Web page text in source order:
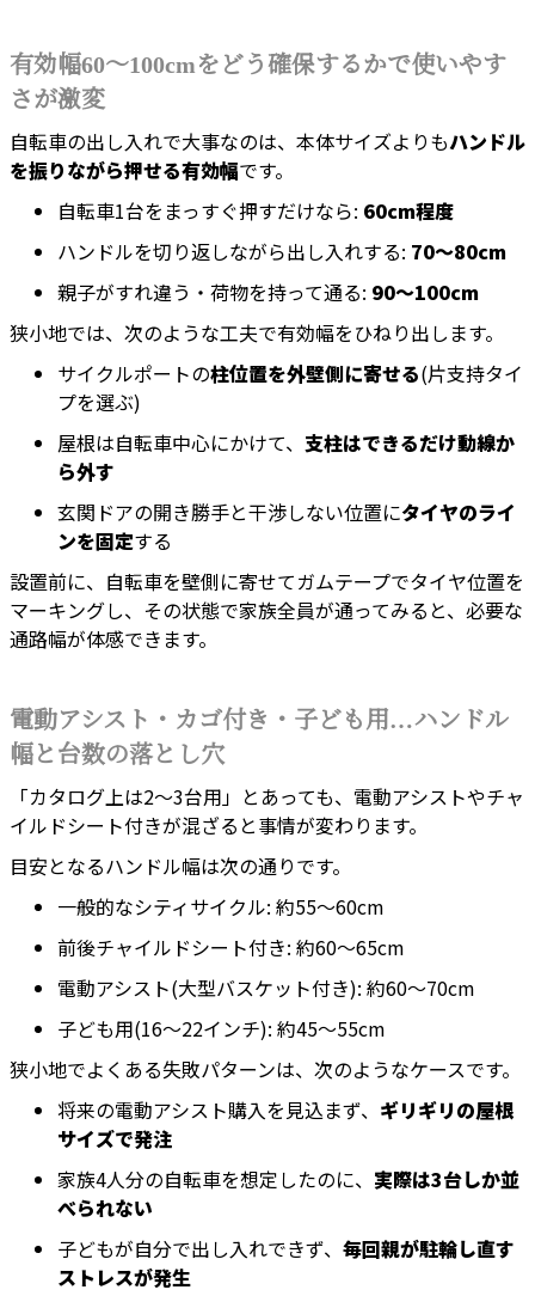
有効幅60〜100cmをどう確保するかで使いやす
さが激変
自転車の出し入れで大事なのは、本体サイズよりもハンドル
を振りながら押せる有効幅です。
自転車1台をまっすぐ押すだけなら: 60cm程度
ハンドルを切り返しながら出し入れする: 70〜80cm
親子がすれ違う・荷物を持って通る: 90〜100cm
狭小地では、次のような工夫で有効幅をひねり出します。
サイクルポートの柱位置を外壁側に寄せる(片支持タイ
プを選ぶ)
屋根は自転車中心にかけて、 支柱はできるだけ動線か
ら外す
玄関ドアの開き勝手と干渉しない位置にタイヤのライ
ンを固定する
設置前に、自転車を壁側に寄せてガムテープでタイヤ位置を
マーキングし、その状態で家族全員が通ってみると、必要な
通路幅が体感できます。
電動アシスト・カゴ付き・子ども用…ハンドル
幅と台数の落とし穴
「カタログ上は2〜3台用」とあっても、電動アシストやチャ
イルドシート付きが混ざると事情が変わります。
目安となるハンドル幅は次の通りです。
一般的なシティサイクル: 約55〜60cm
前後チャイルドシート付き: 約60〜65cm
電動アシスト(大型バスケット付き): 約60〜70cm
子ども用(16〜22インチ): 約45〜55cm
狭小地でよくある失敗パターンは、次のようなケースです。
将来の電動アシスト購入を見込まず、 ギリギリの屋根
サイズで発注
家族4人分の自転車を想定したのに、 実際は3台しか並
べられない
子どもが自分で出し入れできず、 毎回親が駐輪し直す
ストレスが発生